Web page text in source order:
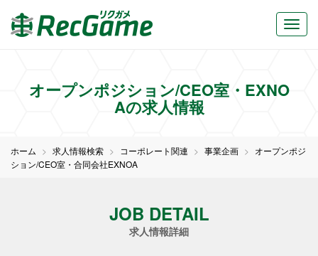
オープンポジション/CEO室・EXNO
Aの求人情報
ホーム 求人情報検索 コーポレート関連 事業企画
オープンポジ
ション/CEO室・合同会社EXNOA
JOB DETAIL
求人情報詳細